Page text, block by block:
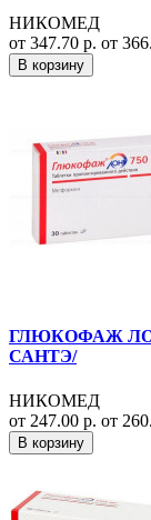
НИКОМЕД
от 347.70 р. от
В корзину
ГЛЮКОФАЖ
САНТЭ/
НИКОМЕД
от 247.00 р. от
В корзину